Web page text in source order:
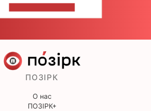
ПОЗІРК
О нас
ПОЗІРК+